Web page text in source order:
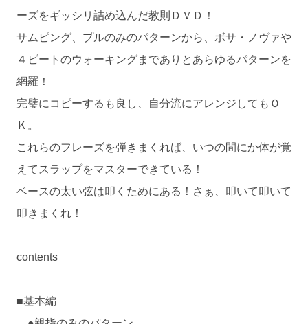
ーズをギッシリ詰め込んだ教則ＤＶＤ！
サムピング、プルのみのパターンから、ボサ・ノヴァや
４ビートのウォーキングまでありとあらゆるパターンを
網羅！
完璧にコピーするも良し、自分流にアレンジしてもＯ
Ｋ。
これらのフレーズを弾きまくれば、いつの間にか体が覚
えてスラップをマスターできている！
ベースの太い弦は叩くためにある！さぁ、叩いて叩いて
叩きまくれ！
contents
■基本編